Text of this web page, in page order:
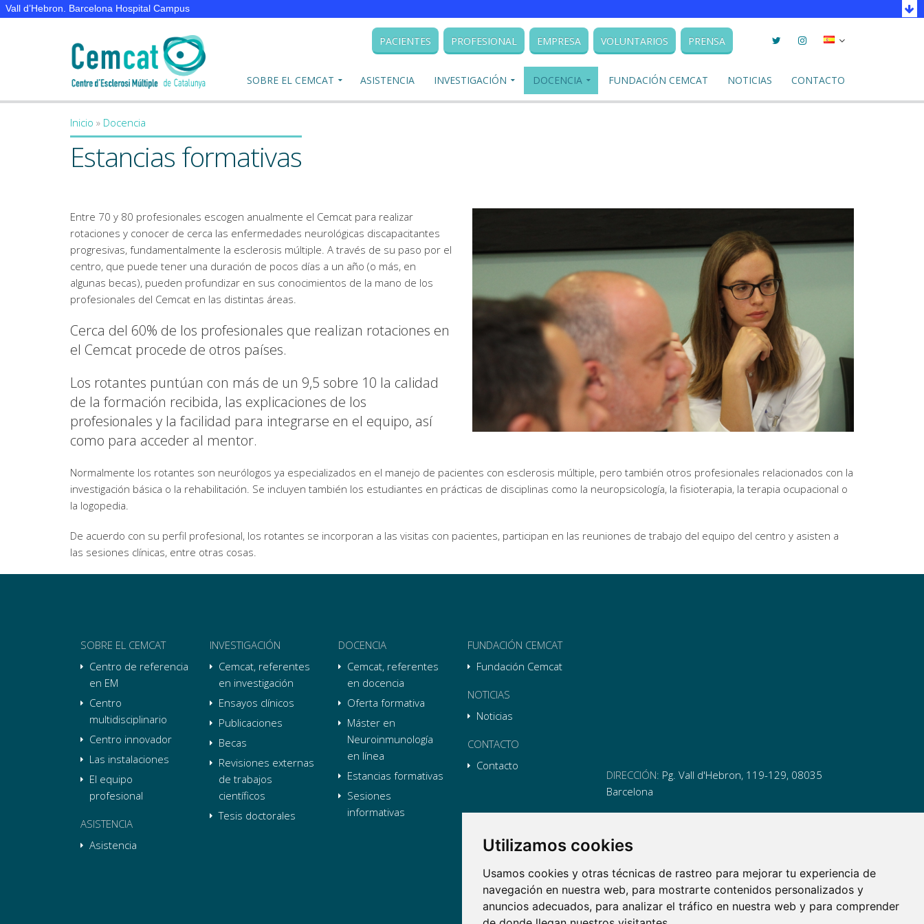
Utilizamos cookies
Usamos cookies y otras técnicas de rastreo para mejorar tu experiencia de
navegación en nuestra web, para mostrarte contenidos personalizados y
anuncios adecuados, para analizar el tráfico en nuestra web y para comprender
Vall d’Hebron. Barcelona Hospital Campus
PACIENTES PROFESIONAL EMPRESA VOLUNTARIOS PRENSA TwitterInstagramSeleccionar
SOBRE EL CEMCAT
ASISTENCIA INVESTIGACIÓN DOCENCIA FUNDACIÓN CEMCAT NOTICIAS CONTACTO
You are here
Inicio » Docencia
Estancias formativas
Entre 70 y 80 profesionales escogen anualmente el Cemcat para realizar
rotaciones y conocer de cerca las enfermedades neurológicas discapacitantes
progresivas, fundamentalmente la esclerosis múltiple. A través de su paso por el
centro, que puede tener una duración de pocos días a un año (o más, en
algunas becas), pueden profundizar en sus conocimientos de la mano de los
profesionales del Cemcat en las distintas áreas.
Cerca del 60% de los profesionales que realizan rotaciones en
el Cemcat procede de otros países.
Los rotantes puntúan con más de un 9,5 sobre 10 la calidad
de la formación recibida, las explicaciones de los
profesionales y la facilidad para integrarse en el equipo, así
como para acceder al mentor.
Normalmente los rotantes son neurólogos ya especializados en el manejo de pacientes con esclerosis múltiple, pero también otros profesionales relacionados con la
investigación básica o la rehabilitación. Se incluyen también los estudiantes en prácticas de disciplinas como la neuropsicología, la fisioterapia, la terapia ocupacional o
la logopedia.
De acuerdo con su perfil profesional, los rotantes se incorporan a las visitas con pacientes, participan en las reuniones de trabajo del equipo del centro y asisten a
las sesiones clínicas, entre otras cosas.
SOBRE EL CEMCAT
Centro de referencia
en EM
Centro
multidisciplinario
Centro innovador
Las instalaciones
El equipo
profesional
ASISTENCIA
Asistencia
INVESTIGACIÓN
Cemcat, referentes
en investigación
Ensayos clínicos
Publicaciones
Becas
Revisiones externas
de trabajos
científicos
Tesis doctorales
DOCENCIA
Cemcat, referentes
en docencia
Oferta formativa
Máster en
Neuroinmunología
en línea
Estancias formativas
Sesiones
informativas
FUNDACIÓN CEMCAT
Fundación Cemcat
NOTICIAS
Noticias
CONTACTO
Contacto
DIRECCIÓN: Pg. Vall d'Hebron, 119-129, 08035
Barcelona
EMAIL:
Link
Twitter
Link
Twitter
Link
Linkedin
Link
Linkedin